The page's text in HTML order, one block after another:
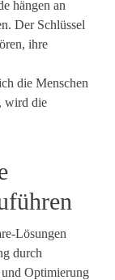
hängen an
Der Schlüssel
ihre
die Menschen
wird die
Lösungen
durch
Optimierung